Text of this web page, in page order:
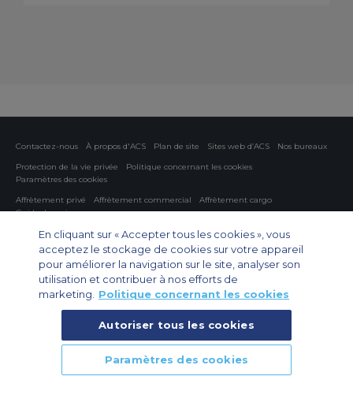
Contactez-nous À propos d'ACS Plan de site Sites web d’ACS
Nos bureaux
Protection de la vie privée
Politique concernant les cookies
Paramètres des cookies
Affrètement privé
Affrètement commercial
Affrètement cargo
Guide des avions
Private Charter App
© 2026 Air Charter Service | 102 Boulevard de Sébastopol, 75003 Paris,
En cliquant sur « Accepter tous les cookies », vous
acceptez le stockage de cookies sur votre appareil
pour améliorer la navigation sur le site, analyser son
utilisation et contribuer à nos efforts de
marketing.
Politique concernant les cookies
Autoriser tous les cookies
Paramètres des cookies